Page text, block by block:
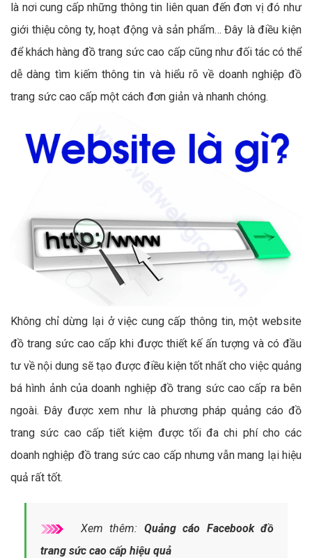
là nơi cung cấp những thông tin liên quan đến đơn vị đó như
giới thiệu công ty, hoạt động và sản phẩm… Đây là điều kiện
để khách hàng đồ trang sức cao cấp cũng như đối tác có thể
dễ dàng tìm kiếm thông tin và hiểu rõ về doanh nghiệp đồ
trang sức cao cấp một cách đơn giản và nhanh chóng.
Không chỉ dừng lại ở việc cung cấp thông tin, một website
đồ trang sức cao cấp khi được thiết kế ấn tượng và có đầu
tư về nội dung sẽ tạo được điều kiện tốt nhất cho việc quảng
bá hình ảnh của doanh nghiệp đồ trang sức cao cấp ra bên
ngoài. Đây được xem như là phương pháp quảng cáo đồ
trang sức cao cấp tiết kiệm được tối đa chi phí cho các
doanh nghiệp đồ trang sức cao cấp nhưng vẫn mang lại hiệu
quả rất tốt.
Xem thêm: Quảng cáo Facebook đồ
trang sức cao cấp hiệu quả